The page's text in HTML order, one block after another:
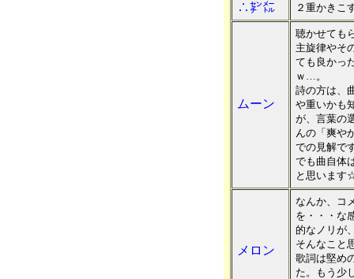
∴㌢㍍ ２重かきこ
ムーン
聴かせても
主旋律やそ
ても良かっ
ｗ…。
詩の方は、
や重いかも
が、言葉の
んの「爽や
での見解で
でも曲自体
と思います
メロン
なんか、コ
を・・・な
的なノリが
そんなこと
歌詞は堅め
た。もう少